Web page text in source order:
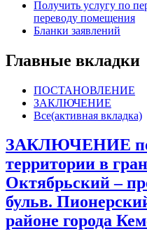
Получить услугу по
переводу помещения
Бланки заявлений
Главные вкладки
ПОСТАНОВЛЕНИЕ
ЗАКЛЮЧЕНИЕ
Все(активная вкладка)
ЗАКЛЮЧЕНИЕ по
территории в
Октябрьский –
бульв.
районе города